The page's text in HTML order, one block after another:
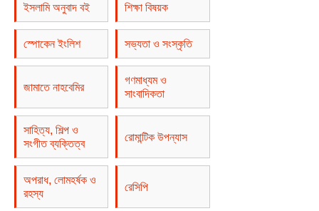
ইসলামি অনুবাদ বই শিক্ষা বিষয়ক
স্পোকেন ইংলিশ সভ্যতা ও সংস্কৃতি
জামাতে নাহবেমির
গণমাধ্যম ও
সাংবাদিকতা
সাহিত্য, শিল্প ও
সংগীত ব্যক্তিত্ব
রোমান্টিক উপন্যাস
অপরাধ, লোমহর্ষক ও
রহস্য
রেসিপি